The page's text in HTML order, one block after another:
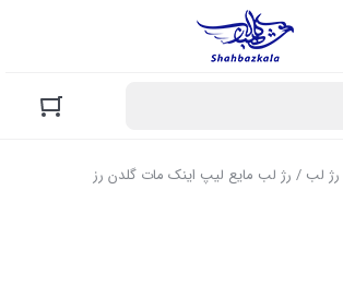
رژ لب / رژ لب مایع لیپ اینک مات گلدن رز